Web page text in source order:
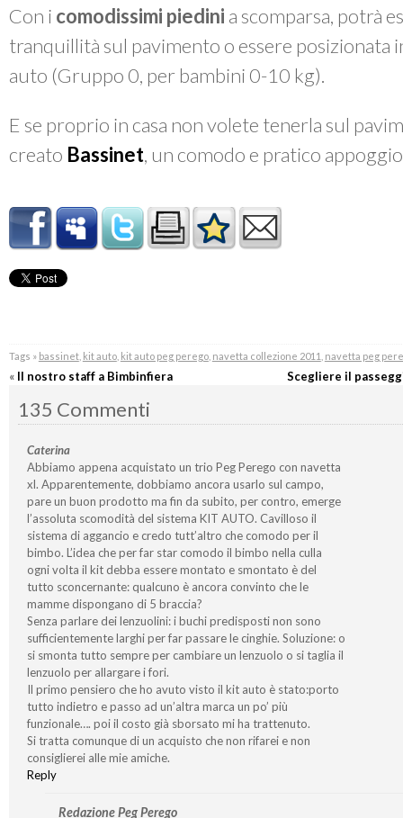
Con i comodissimi piedini a scomparsa, potrà
tranquillità sul pavimento o essere posizionata
auto (Gruppo 0, per bambini 0-10 kg).
E se proprio in casa non volete tenerla sul
creato Bassinet, un comodo e pratico
Tags » bassinet, kit auto, kit auto peg perego, navetta collezione 2011 navetta peg
« Il nostro staff a Bimbinfiera Scegliere il
135 Commenti
Caterina
Abbiamo appena acquistato un trio Peg Perego con navetta
xl. Apparentemente, dobbiamo ancora usarlo sul campo,
pare un buon prodotto ma fin da subito, per contro, emerge
l’assoluta scomodità del sistema KIT AUTO. Cavilloso il
sistema di aggancio e credo tutt’altro che comodo per il
bimbo. L’idea che per far star comodo il bimbo nella culla
ogni volta il kit debba essere montato e smontato è del
tutto sconcernante: qualcuno è ancora convinto che le
mamme dispongano di 5 braccia?
Senza parlare dei lenzuolini: i buchi predisposti non sono
sufficientemente larghi per far passare le cinghie. Soluzione: o
si smonta tutto sempre per cambiare un lenzuolo o si taglia il
lenzuolo per allargare i fori.
Il primo pensiero che ho avuto visto il kit auto è stato:porto
tutto indietro e passo ad un’altra marca un po’ più
funzionale…. poi il costo già sborsato mi ha trattenuto.
Si tratta comunque di un acquisto che non rifarei e non
consiglierei alle mie amiche.
Reply
Redazione Peg Perego